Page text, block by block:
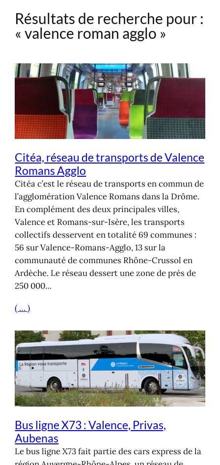
Aller
contenu
Résultats de recherche pour :
« valence roman agglo »
Citéa, réseau de transports de Valence
Romans Agglo
Citéa c’est le réseau de transports en commun de
l’agglomération Valence Romans dans la Drôme.
En complément des deux principales villes,
Valence et Romans-sur-Isère, les transports
collectifs desservent en totalité 69 communes :
56 sur Valence-Romans-Agglo, 13 sur la
communauté de communes Rhône-Crussol en
Ardèche. Le réseau dessert une zone de près de
250 000…
( … )
Bus ligne X73 : Valence, Privas,
Aubenas
Le bus ligne X73 fait partie des cars express de la